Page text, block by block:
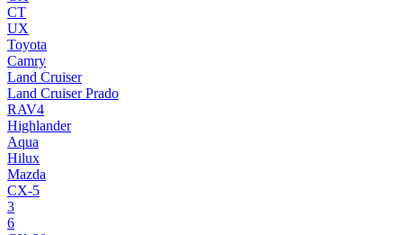
CT
UX
Toyota
Camry
Land Cruiser
Land Cruiser Prado
RAV4
Highlander
Aqua
Hilux
Mazda
CX-5
3
6